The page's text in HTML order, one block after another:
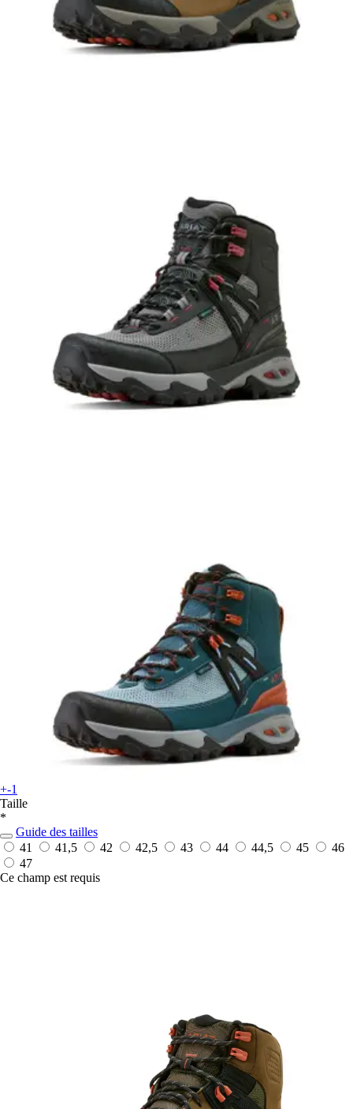
+-1
Taille
*
Guide des tailles
41
41,5 42 42,5 43 44 44,5 45
46
47
Ce champ est requis